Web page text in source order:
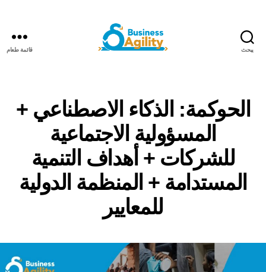
يبحث قائمة طعام
الحوكمة: الذكاء الاصطناعي +
المسؤولية الاجتماعية
للشركات + أهداف التنمية
المستدامة + المنظمة الدولية
للمعايير